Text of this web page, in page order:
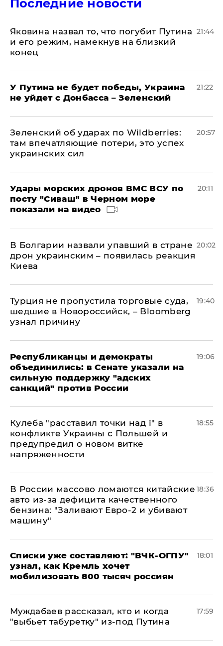
Последние новости
Яковина назвал то, что погубит Путина
и его режим, намекнув на близкий
конец
21:44
У Путина не будет победы, Украина
не уйдет с Донбасса – Зеленский
21:22
Зеленский об ударах по Wildberries:
там впечатляющие потери, это успех
украинских сил
20:57
Удары морских дронов ВМС ВСУ по
посту "Сиваш" в Черном море
показали на видео
20:11
В Болгарии назвали упавший в стране
дрон украинским – появилась реакция
Киева
20:02
Турция не пропустила торговые суда,
шедшие в Новороссийск, – Bloomberg
узнал причину
19:40
Республиканцы и демократы
объединились: в Сенате указали на
сильную поддержку "адских
санкций" против России
19:06
Кулеба "расставил точки над і" в
конфликте Украины с Польшей и
предупредил о новом витке
напряженности
18:55
В России массово ломаются китайские
авто из-за дефицита качественного
бензина: "Заливают Евро-2 и убивают
машину"
18:36
Списки уже составляют: "ВЧК-ОГПУ"
узнал, как Кремль хочет
мобилизовать 800 тысяч россиян
18:01
Муждабаев рассказал, кто и когда
"выбьет табуретку" из-под Путина
17:59